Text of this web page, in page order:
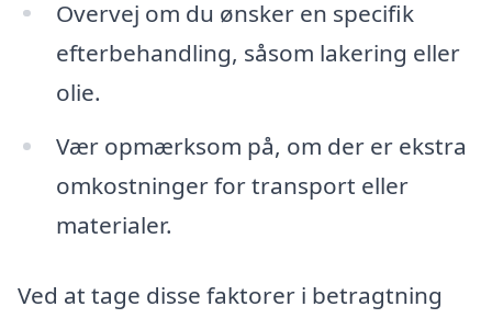
Overvej om du ønsker en specifik
efterbehandling, såsom lakering eller
olie.
Vær opmærksom på, om der er ekstra
omkostninger for transport eller
materialer.
Ved at tage disse faktorer i betragtning